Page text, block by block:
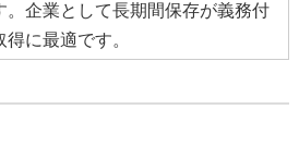
。企業として長期間保存が義務付
に最適です。